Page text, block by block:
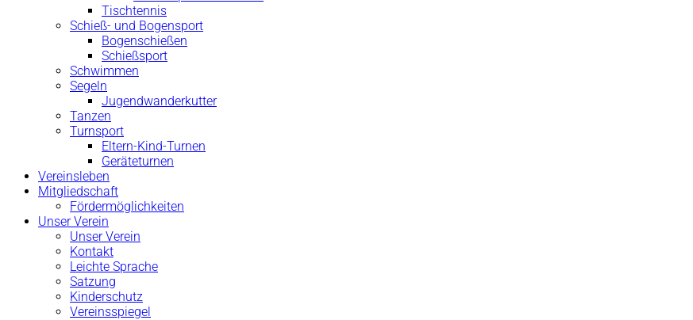
Tischtennis
Schieß- und Bogensport
Bogenschießen
Schießsport
Schwimmen
Segeln
Jugendwanderkutter
Tanzen
Turnsport
Eltern-Kind-Turnen
Geräteturnen
Vereinsleben
Mitgliedschaft
Fördermöglichkeiten
Unser Verein
Unser Verein
Kontakt
Leichte Sprache
Satzung
Kinderschutz
Vereinsspiegel